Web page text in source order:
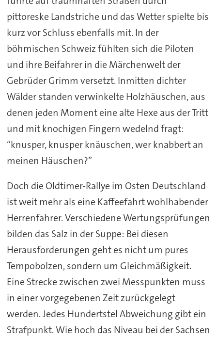
pittoreske Landstriche und das Wetter spielte bis
kurz vor Schluss ebenfalls mit. In der
böhmischen Schweiz fühlten sich die Piloten
und ihre Beifahrer in die Märchenwelt der
Gebrüder Grimm versetzt. Inmitten dichter
Wälder standen verwinkelte Holzhäuschen, aus
denen jeden Moment eine alte Hexe aus der Tritt
und mit knochigen Fingern wedelnd fragt:
“knusper, knusper knäuschen, wer knabbert an
meinen Häuschen?”
Doch die Oldtimer-Rallye im Osten Deutschland
ist weit mehr als eine Kaffeefahrt wohlhabender
Herrenfahrer. Verschiedene Wertungsprüfungen
bilden das Salz in der Suppe: Bei diesen
Herausforderungen geht es nicht um pures
Tempobolzen, sondern um Gleichmäßigkeit.
Eine Strecke zwischen zwei Messpunkten muss
in einer vorgegebenen Zeit zurückgelegt
werden. Jedes Hundertstel Abweichung gibt ein
Strafpunkt. Wie hoch das Niveau bei der Sachsen